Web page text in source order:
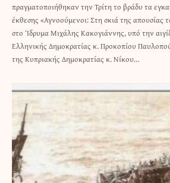
πραγματοποιήθηκαν την Τρίτη το βράδυ τα
έκθεσης «Αγνοούμενοι: Στη σκιά της απουσίας
στο Ίδρυμα Μιχάλης Κακογιάννης, υπό την
Ελληνικής Δημοκρατίας κ. Προκοπίου
της Κυπριακής Δημοκρατίας κ. Νίκου…